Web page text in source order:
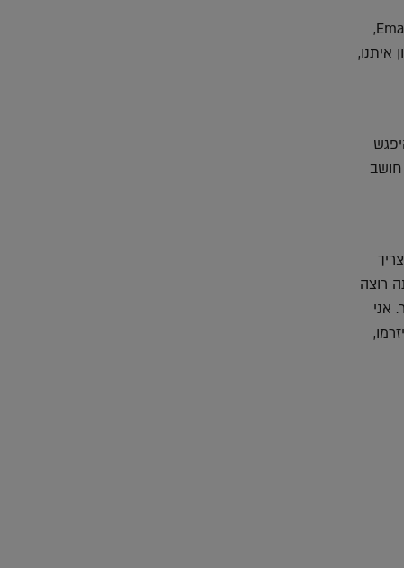
הרמתי מתייחס למוחמד אלאבר Mohammed Al Abbar, המייסד והבעלים של Emaar Properties,
איתנו,
חושב
רוצה
אני